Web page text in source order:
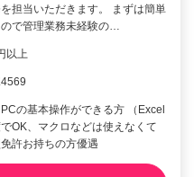
担当いただきます。 まずは簡単
で管理業務未経験の…
以上
の基本操作ができる方 （Excel
OK、マクロなどは使えなくて
許お持ちの方優遇